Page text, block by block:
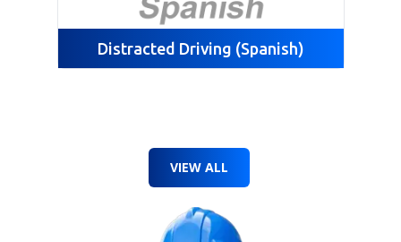
Distracted Driving (Spanish)
VIEW ALL